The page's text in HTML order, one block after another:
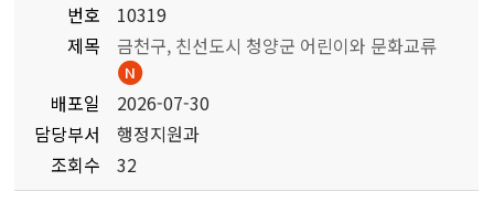
번호
10319
제목
금천구, 친선도시 청양군 어린이와 문화교류
배포일
2026-07-30
담당부서
행정지원과
조회수
32